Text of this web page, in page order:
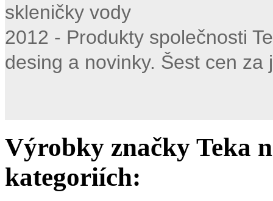
skleničky vody
2012 - Produkty společnosti
desing a novinky. Šest cen za
Výrobky značky Teka
kategoriích: